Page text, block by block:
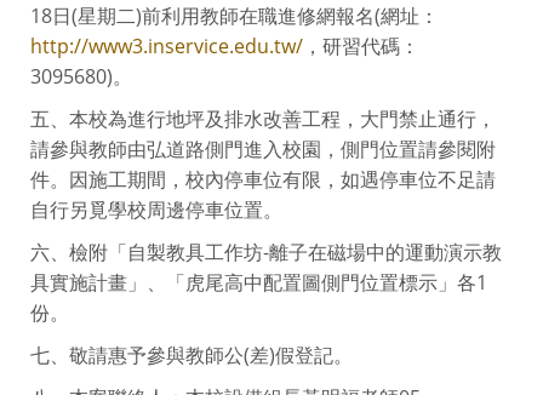
18日(星期二)前利用教師在職進修網報名(網址：
http://www3.inservice.edu.tw/ ，研習代碼：
3095680)。
五、本校為進行地坪及排水改善工程，大門禁止通行，
請參與教師由弘道路側門進入校園，側門位置請參閱附
件。因施工期間，校內停車位有限，如遇停車位不足請
自行另覓學校周邊停車位置。
六、檢附「自製教具工作坊-離子在磁場中的運動演示教
具實施計畫」、「虎尾高中配置圖側門位置標示」各1
份。
七、敬請惠予參與教師公(差)假登記。